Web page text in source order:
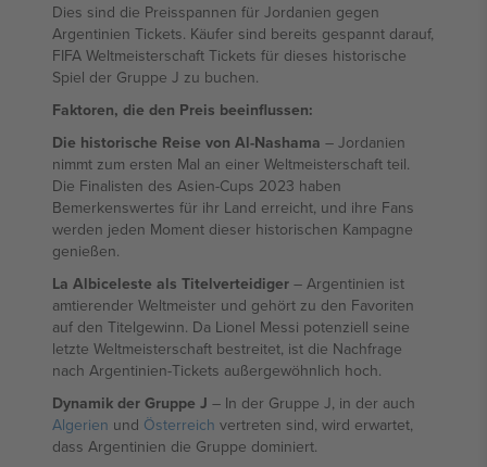
Dies sind die Preisspannen für Jordanien gegen
Argentinien Tickets. Käufer sind bereits gespannt darauf,
FIFA Weltmeisterschaft Tickets für dieses historische
Spiel der Gruppe J zu buchen.
Faktoren, die den Preis beeinflussen:
Die historische Reise von Al-Nashama – Jordanien
nimmt zum ersten Mal an einer Weltmeisterschaft teil.
Die Finalisten des Asien-Cups 2023 haben
Bemerkenswertes für ihr Land erreicht, und ihre Fans
werden jeden Moment dieser historischen Kampagne
genießen.
La Albiceleste als Titelverteidiger – Argentinien ist
amtierender Weltmeister und gehört zu den Favoriten
auf den Titelgewinn. Da Lionel Messi potenziell seine
letzte Weltmeisterschaft bestreitet, ist die Nachfrage
nach Argentinien-Tickets außergewöhnlich hoch.
Dynamik der Gruppe J – In der Gruppe J, in der auch
Algerien und Österreich vertreten sind, wird erwartet,
dass Argentinien die Gruppe dominiert.